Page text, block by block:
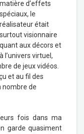
matière d’effets
spéciaux, le
réalisateur était
surtout visionnaire
quant aux décors et
à l’univers virtuel,
de jeux vidéos.
et au fil des
nombre de
fois dans ma
garde quasiment